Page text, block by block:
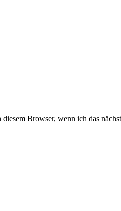
Browser, wenn ich das
|